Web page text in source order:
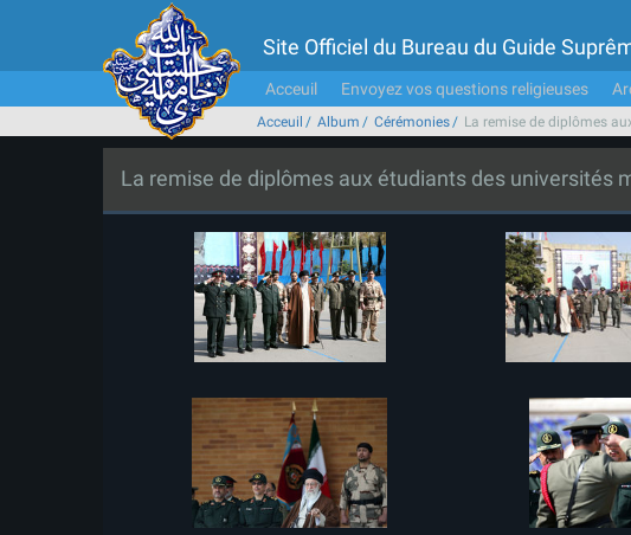
Site Officiel du Bureau du Guide
Acceuil Envoyez vos questions religieuses
Acceuil Album Cérémonies La remise de diplômes
La remise de diplômes aux étudiants des universités